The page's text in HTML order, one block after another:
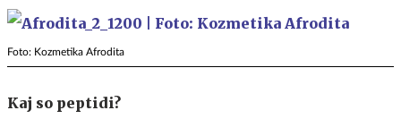
Foto: Kozmetika Afrodita
Kaj so peptidi?